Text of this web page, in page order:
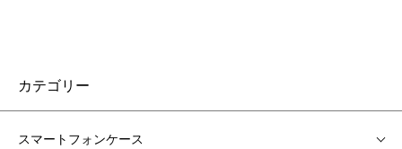
カテゴリー
スマートフォンケース